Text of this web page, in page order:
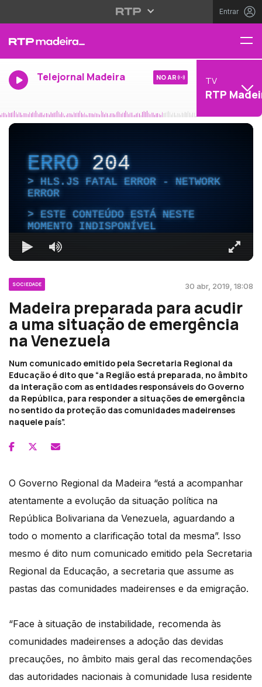
Entrar
Telejornal Madeira NO AR TV
RTP
ERRO204
HLS.JS FATAL ERROR - NETWORK
ERROR
ESTE CONTEÚDO ESTÁ NESTE
MOMENTO INDISPONÍVEL
SOCIEDADE 30 abr, 2019, 18:08
Madeira preparada para acudir
a uma situação de emergência
na Venezuela
Num comunicado emitido pela Secretaria Regional da
Educação é dito que “a Região está preparada, no âmbito
da interação com as entidades responsáveis do Governo
da República, para responder a situações de emergência
no sentido da proteção das comunidades madeirenses
naquele país”.
O Governo Regional da Madeira “está a acompanhar
atentamente a evolução da situação política na
República Bolivariana da Venezuela, aguardando a
todo o momento a clarificação total da mesma”. Isso
mesmo é dito num comunicado emitido pela Secretaria
Regional da Educação, a secretaria que assume as
pastas das comunidades madeirenses e da emigração.
“Face à situação de instabilidade, recomenda às
comunidades madeirenses a adoção das devidas
precauções, no âmbito mais geral das recomendações
das autoridades nacionais à comunidade lusa residente